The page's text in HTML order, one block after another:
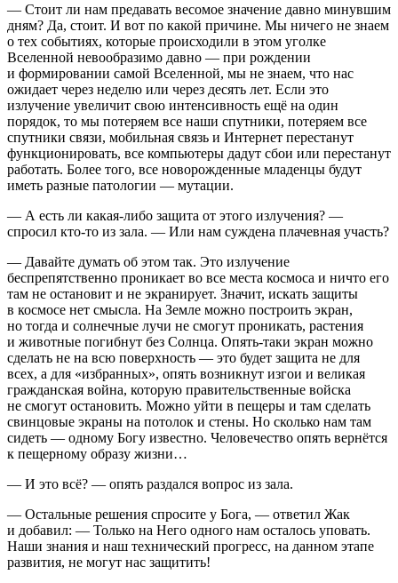
— Стоит ли нам предавать весомое значение давно минувшим
дням? Да, стоит. И вот по какой причине. Мы ничего не знаем
о тех событиях, которые происходили в этом уголке
Вселенной невообразимо давно — при рождении
и формировании самой Вселенной, мы не знаем, что нас
ожидает через неделю или через десять лет. Если это
излучение увеличит свою интенсивность ещё на один
порядок, то мы потеряем все наши спутники, потеряем все
спутники связи, мобильная связь и Интернет перестанут
функционировать, все компьютеры дадут сбои или перестанут
работать. Более того, все новорожденные младенцы будут
иметь разные патологии — мутации.
— А есть ли какая-либо защита от этого излучения? —
спросил кто-то из зала. — Или нам суждена плачевная участь?
— Давайте думать об этом так. Это излучение
беспрепятственно проникает во все места космоса и ничто его
там не остановит и не экранирует. Значит, искать защиты
в космосе нет смысла. На Земле можно построить экран,
но тогда и солнечные лучи не смогут проникать, растения
и животные погибнут без Солнца. Опять-таки экран можно
сделать не на всю поверхность — это будет защита не для
всех, а для «избранных», опять возникнут изгои и великая
гражданская война, которую правительственные войска
не смогут остановить. Можно уйти в пещеры и там сделать
свинцовые экраны на потолок и стены. Но сколько нам там
сидеть — одному Богу известно. Человечество опять вернётся
к пещерному образу жизни…
— И это всё? — опять раздался вопрос из зала.
— Остальные решения спросите у Бога, — ответил Жак
и добавил: — Только на Него одного нам осталось уповать.
Наши знания и наш технический прогресс, на данном этапе
развития, не могут нас защитить!